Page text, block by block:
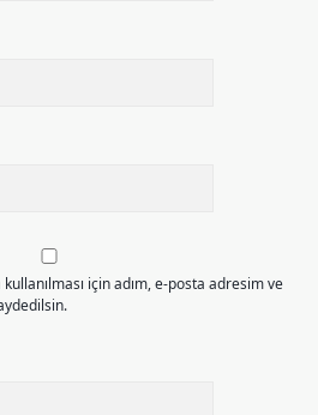
için adım, e-posta adresim ve